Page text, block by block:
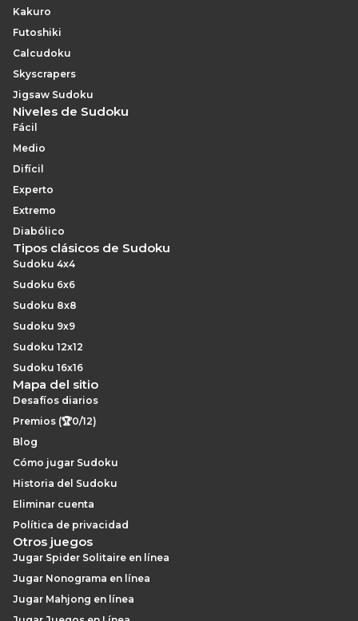
Kakuro
Futoshiki
Calcudoku
Skyscrapers
Jigsaw Sudoku
Niveles de Sudoku
Fácil
Medio
Difícil
Experto
Extremo
Diabólico
Tipos clásicos de Sudoku
Sudoku 4x4
Sudoku 6x6
Sudoku 8x8
Sudoku 9x9
Sudoku 12x12
Sudoku 16x16
Mapa del sitio
Desafíos diarios
Premios (🏆0/12)
Blog
Cómo jugar Sudoku
Historia del Sudoku
Eliminar cuenta
Política de privacidad
Otros juegos
Jugar Spider Solitaire en línea
Jugar Nonograma en línea
Jugar Mahjong en línea